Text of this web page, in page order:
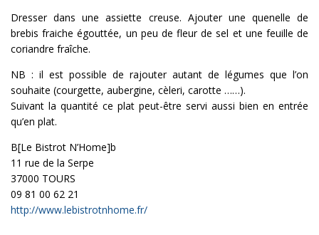
Dresser dans une assiette creuse. Ajouter une quenelle de
brebis fraiche égouttée, un peu de fleur de sel et une feuille de
coriandre fraîche.
NB : il est possible de rajouter autant de légumes que l’on
souhaite (courgette, aubergine, cèleri, carotte ……).
Suivant la quantité ce plat peut-être servi aussi bien en entrée
qu’en plat.
B[Le Bistrot N’Home]b
11 rue de la Serpe
37000 TOURS
09 81 00 62 21
http://www.lebistrotnhome.fr/